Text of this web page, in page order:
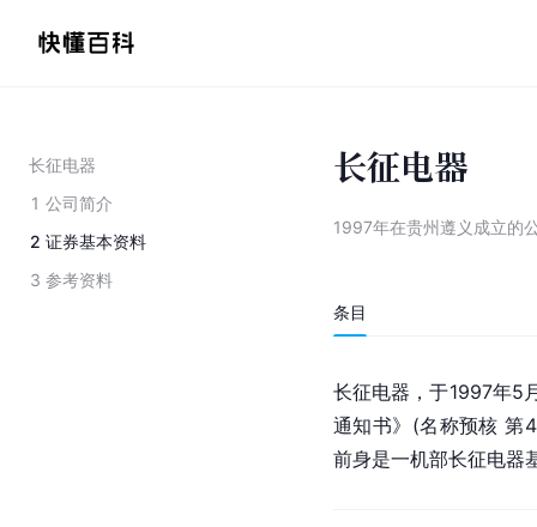
长征电器
1 公司简介
2 证券基本资料
3 参考资料
长征电器
1997年在贵州遵义成立的
条目
长征电器，于1997年5
通知书》(名称预核 第
前身是一机部长征电器